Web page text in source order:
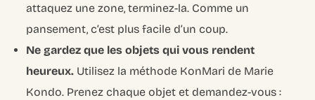
attaquez une zone, terminez-la. Comme un
pansement, c’est plus facile d’un coup.
Ne gardez que les objets qui vous rendent
heureux. Utilisez la méthode KonMari de Marie
Kondo. Prenez chaque objet et demandez-vous :